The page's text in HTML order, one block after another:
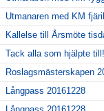
Utmanaren med KM
Kallelse till Årsmöte
Tack alla som hjälpte till!
Roslagsmästerskapen
Långpass 20161228